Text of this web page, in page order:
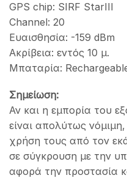
GPS chip: SIRF StarIII
Channel: 20
Ευαισθησία: -159 dBm
Ακρίβεια: εντός 10 μ.
Μπαταρία:
Σημείωση:
Αν και η εμπορία του
είναι απολύτως νόμιμη,
χρήση τους από τον
σε σύγκρουση με την
αφορά την προστασία